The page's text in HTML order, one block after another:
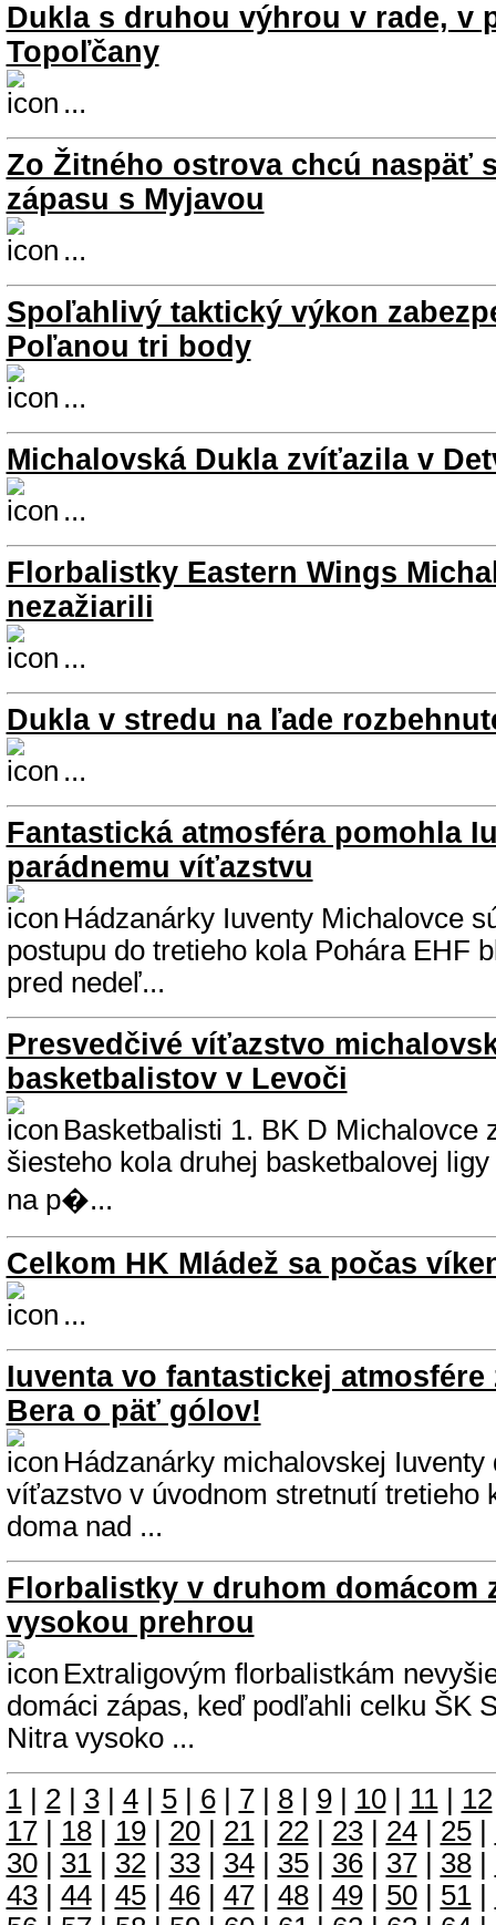
Dukla s druhou výhrou v rade, v
Topoľčany
...
Zo Žitného ostrova chcú naspäť
zápasu s Myjavou
...
Spoľahlivý taktický výkon
Poľanou tri body
...
Michalovská Dukla zvíťazila v
...
Florbalistky Eastern Wings
nezažiarili
...
Dukla v stredu na ľade
...
Fantastická atmosféra pomohla
parádnemu víťazstvu
Hádzanárky Iuventy Michalovce
postupu do tretieho kola Pohára EHF
pred nedeľ...
Presvedčivé víťazstvo
basketbalistov v Levoči
Basketbalisti 1. BK D Michalovce
šiesteho kola druhej basketbalovej
na p�...
Celkom HK Mládež sa počas
...
Iuventa vo fantastickej atmosfére
Bera o päť gólov!
Hádzanárky michalovskej Iuventy
víťazstvo v úvodnom stretnutí tretieho
doma nad ...
Florbalistky v druhom domácom
vysokou prehrou
Extraligovým florbalistkám
domáci zápas, keď podľahli celku ŠK
Nitra vysoko ...
1| 2| 3| 4| 5| 6| 7| 8| 9| 10| 11| 12
17| 18| 19| 20| 21| 22| 23| 24| 25|
30| 31| 32| 33| 34| 35| 36| 37| 38|
43| 44| 45| 46| 47| 48| 49| 50| 51|